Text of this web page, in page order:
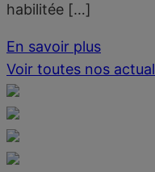
habilitée […]
En savoir plus
Voir toutes nos